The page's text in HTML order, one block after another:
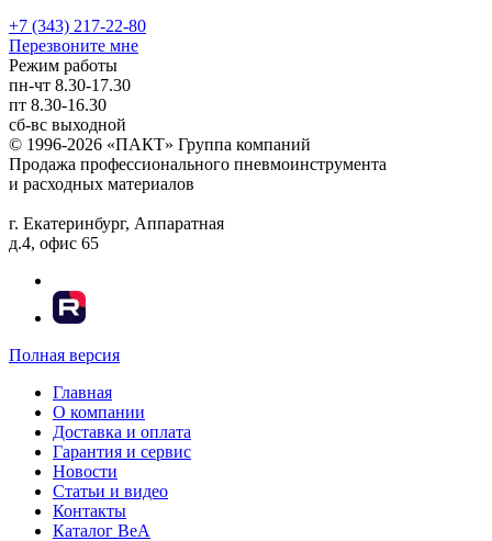
+7 (343) 217-22-80
Перезвоните мне
Режим работы
пн-чт 8.30-17.30
пт 8.30-16.30
сб-вс выходной
© 1996-2026 «ПАКТ» Группа компаний
Продажа профессионального пневмоинструмента
и расходных материалов
г. Екатеринбург, Аппаратная
д.4, офис 65
Полная версия
Главная
О компании
Доставка и оплата
Гарантия и сервис
Новости
Статьи и видео
Контакты
Каталог BeA